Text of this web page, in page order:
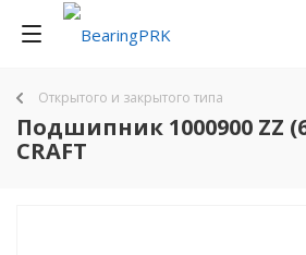
Открытого и закрытого типа
Подшипник 1000900 ZZ
CRAFT